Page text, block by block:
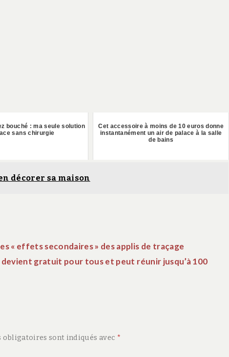
bouché : ma seule solution
sans chirurgie
Cet accessoire à moins de 10 euros donne
instantanément un air de palace à la salle
de bains
décorer sa maison
« effets secondaires » des applis de traçage
gratuit pour tous et peut réunir jusqu’à 100
obligatoires sont indiqués avec *